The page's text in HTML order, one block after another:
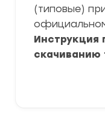
(типовые)
Инструкция
скачиванию